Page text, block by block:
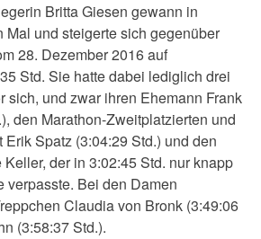
Britta Giesen gewann in
Mal und steigerte sich gegenüber
28. Dezember 2016 auf
Std. Sie hatte dabei lediglich drei
sich, und zwar ihren Ehemann Frank
den Marathon-Zweitplatzierten und
Spatz (3:04:29 Std.) und den
der in 3:02:45 Std. nur knapp
verpasste. Bei den Damen
Claudia von Bronk (3:49:06
(3:58:37 Std.).